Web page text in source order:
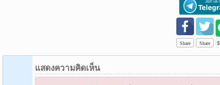
Share Share
แสดงความคิดเห็น